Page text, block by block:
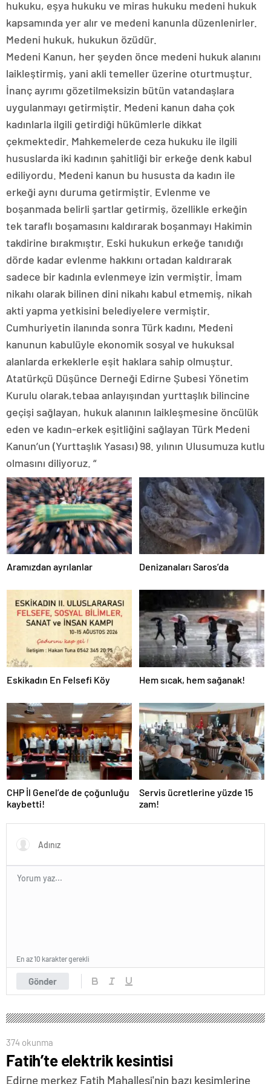
hukuku, eşya hukuku ve miras hukuku medeni hukuk
kapsamında yer alır ve medeni kanunla düzenlenirler.
Medeni hukuk, hukukun özüdür.
Medeni Kanun, her şeyden önce medeni hukuk alanını
laikleştirmiş, yani akli temeller üzerine oturtmuştur.
İnanç ayrımı gözetilmeksizin bütün vatandaşlara
uygulanmayı getirmiştir. Medeni kanun daha çok
kadınlarla ilgili getirdiği hükümlerle dikkat
çekmektedir. Mahkemelerde ceza hukuku ile ilgili
hususlarda iki kadının şahitliği bir erkeğe denk kabul
ediliyordu. Medeni kanun bu hususta da kadın ile
erkeği aynı duruma getirmiştir. Evlenme ve
boşanmada belirli şartlar getirmiş, özellikle erkeğin
tek taraflı boşamasını kaldırarak boşanmayı Hakimin
takdirine bırakmıştır. Eski hukukun erkeğe tanıdığı
dörde kadar evlenme hakkını ortadan kaldırarak
sadece bir kadınla evlenmeye izin vermiştir. İmam
nikahı olarak bilinen dini nikahı kabul etmemiş, nikah
akti yapma yetkisini belediyelere vermiştir.
Cumhuriyetin ilanında sonra Türk kadını, Medeni
kanunun kabulüyle ekonomik sosyal ve hukuksal
alanlarda erkeklerle eşit haklara sahip olmuştur.
Atatürkçü Düşünce Derneği Edirne Şubesi Yönetim
Kurulu olarak,tebaa anlayışından yurttaşlık bilincine
geçişi sağlayan, hukuk alanının laikleşmesine öncülük
eden ve kadın-erkek eşitliğini sağlayan Türk Medeni
Kanun’un (Yurttaşlık Yasası) 98. yılının Ulusumuza kutlu
olmasını diliyoruz. “
Aramızdan ayrılanlar Denizanaları Saros’da
Eskikadın En Felsefi Köy Hem sıcak, hem sağanak!
CHP İl Genel’de de çoğunluğu
kaybetti!
Servis ücretlerine yüzde 15
zam!
Gönder
En az 10 karakter gerekli
374 okunma
Fatih’te elektrik kesintisi
Edirne merkez Fatih Mahallesi'nin bazı kesimlerine